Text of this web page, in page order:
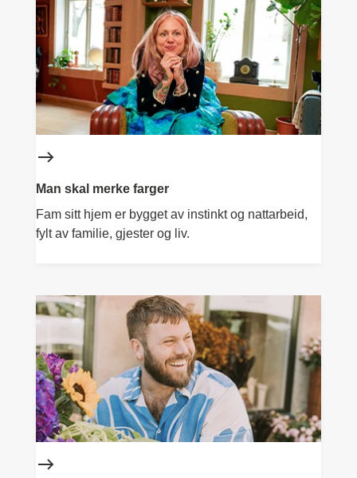
Man skal merke farger
Fam sitt hjem er bygget av instinkt og nattarbeid,
fylt av familie, gjester og liv.